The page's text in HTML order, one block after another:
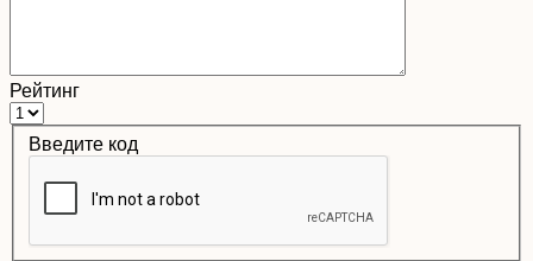
Рейтинг
Введите код